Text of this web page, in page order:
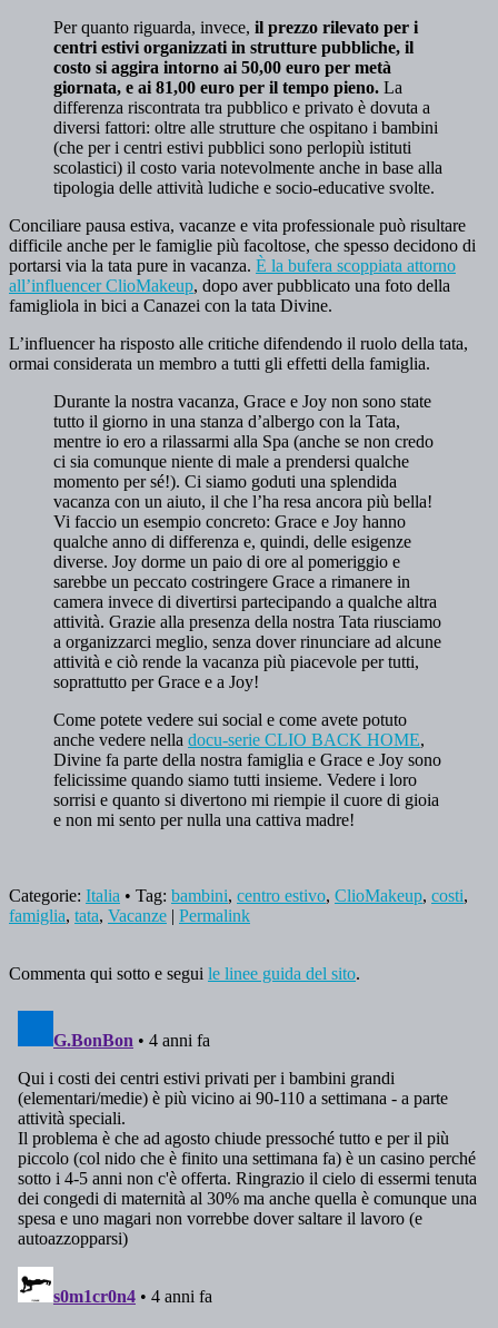
Per quanto riguarda, invece, il prezzo rilevato per i
centri estivi organizzati in strutture pubbliche, il
costo si aggira intorno ai 50,00 euro per metà
giornata, e ai 81,00 euro per il tempo pieno. La
differenza riscontrata tra pubblico e privato è dovuta a
diversi fattori: oltre alle strutture che ospitano i bambini
(che per i centri estivi pubblici sono perlopiù istituti
scolastici) il costo varia notevolmente anche in base alla
tipologia delle attività ludiche e socio-educative svolte.
Conciliare pausa estiva, vacanze e vita professionale può risultare
difficile anche per le famiglie più facoltose, che spesso decidono di
portarsi via la tata pure in vacanza. È la bufera scoppiata attorno
all’influencer ClioMakeup, dopo aver pubblicato una foto della
famigliola in bici a Canazei con la tata Divine.
L’influencer ha risposto alle critiche difendendo il ruolo della tata,
ormai considerata un membro a tutti gli effetti della famiglia.
Durante la nostra vacanza, Grace e Joy non sono state
tutto il giorno in una stanza d’albergo con la Tata,
mentre io ero a rilassarmi alla Spa (anche se non credo
ci sia comunque niente di male a prendersi qualche
momento per sé!). Ci siamo goduti una splendida
vacanza con un aiuto, il che l’ha resa ancora più bella!
Vi faccio un esempio concreto: Grace e Joy hanno
qualche anno di differenza e, quindi, delle esigenze
diverse. Joy dorme un paio di ore al pomeriggio e
sarebbe un peccato costringere Grace a rimanere in
camera invece di divertirsi partecipando a qualche altra
attività. Grazie alla presenza della nostra Tata riusciamo
a organizzarci meglio, senza dover rinunciare ad alcune
attività e ciò rende la vacanza più piacevole per tutti,
soprattutto per Grace e a Joy!
Come potete vedere sui social e come avete potuto
anche vedere nella docu-serie CLIO BACK HOME,
Divine fa parte della nostra famiglia e Grace e Joy sono
felicissime quando siamo tutti insieme. Vedere i loro
sorrisi e quanto si divertono mi riempie il cuore di gioia
e non mi sento per nulla una cattiva madre!
Categorie: Italia • Tag: bambini, centro estivo, ClioMakeup, costi,
famiglia, tata, Vacanze | Permalink
Commenta qui sotto e segui le linee guida del sito.